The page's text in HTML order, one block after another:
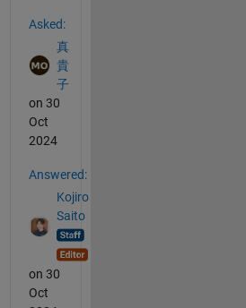
Asked:
真
貴
子
on 30
Oct
2024
Answered:
Kojiro
Saito
on 30
Oct